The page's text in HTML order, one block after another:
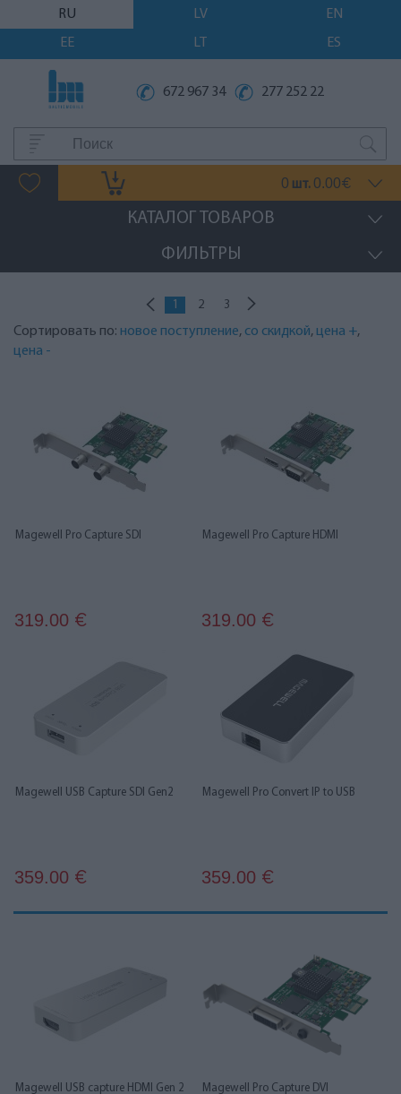
RU LV
EN
EE
LT ES
672 967 34 277 252 22
0 шт. 0.00€
КАТАЛОГ ТОВАРОВ
ФИЛЬТРЫ
1 2 3
Сортировать по: новое поступление, со скидкой, цена +,
цена -
Magewell Pro Capture SDI
319.00 €
Magewell Pro Capture HDMI
319.00 €
Magewell USB Capture SDI Gen2
359.00 €
Magewell Pro Convert IP to USB
359.00 €
Magewell USB capture HDMI Gen 2 Magewell Pro Capture DVI